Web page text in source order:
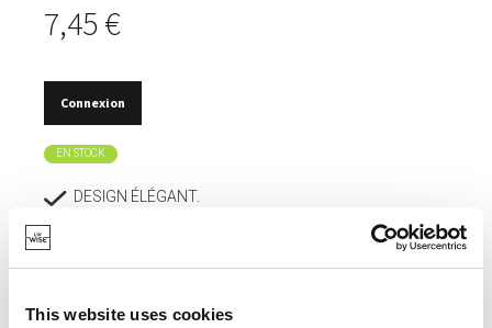
This website uses cookies
7,45 €
Connexion
EN STOCK
DESIGN ÉLÉGANT.
CONTENANCE DE 900 ML.